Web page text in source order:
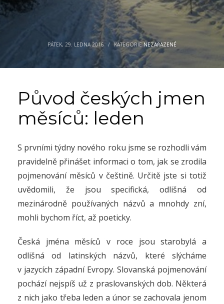
PÁTEK, 29. LEDNA 2016 / KATEGORIE NEZAŘAZENÉ
Původ českých jmen
měsíců: leden
S prvními týdny nového roku jsme se rozhodli vám
pravidelně přinášet informaci o tom, jak se zrodila
pojmenování měsíců v češtině. Určitě jste si totiž
uvědomili, že jsou specifická, odlišná od
mezinárodně používaných názvů a mnohdy zní,
mohli bychom říct, až poeticky.
Česká jména měsíců v roce jsou starobylá a
odlišná od latinských názvů, které slýcháme
v jazycích západní Evropy. Slovanská pojmenování
pochází nejspíš už z praslovanských dob. Některá
z nich jako třeba leden a únor se zachovala jenom